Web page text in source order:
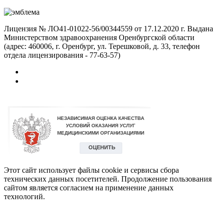
Лицензия № ЛО41-01022-56/00344559 от 17.12.2020 г. Выдана
Министерством здравоохранения Оренбургской области
(адрес: 460006, г. Оренбург, ул. Терешковой, д. 33, телефон
отдела лицензирования - 77-63-57)
Этот сайт использует файлы cookie и сервисы сбора
технических данных посетителей. Продолжение пользования
сайтом является согласием на применение данных
технологий.